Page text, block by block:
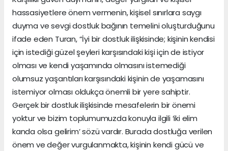
hassasiyetlere önem vermenin, kişisel sınırlara saygı
duyma ve sevgi dostluk bağının temelini oluşturduğunu
ifade eden Turan, “İyi bir dostluk ilişkisinde; kişinin kendisi
için istediği güzel şeyleri karşısındaki kişi için de istiyor
olması ve kendi yaşamında olmasını istemediği
olumsuz yaşantıları karşısındaki kişinin de yaşamasını
istemiyor olması oldukça önemli bir yere sahiptir.
Gerçek bir dostluk ilişkisinde mesafelerin bir önemi
yoktur ve bizim toplumumuzda konuyla ilgili ‘iki elim
kanda olsa gelirim’ sözü vardır. Burada dostluğa verilen
önem ve değer vurgulanmakta, kişinin kendi gücü ve